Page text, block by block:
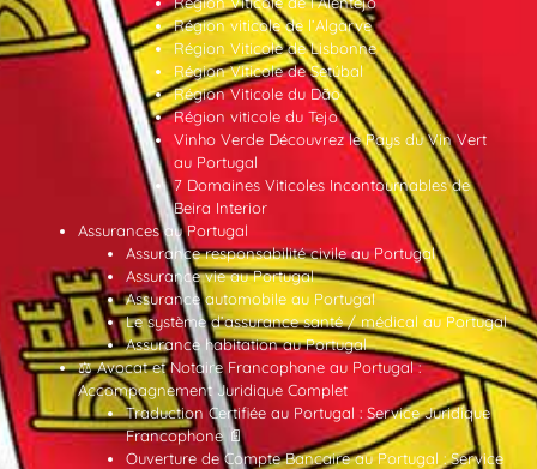
Région viticole de l’Algarve
Région Viticole de Lisbonne
Région Viticole de Setúbal
Région Viticole du Dão
Région viticole du Tejo
Vinho Verde Découvrez le Pays du Vin Vert
au Portugal
7 Domaines Viticoles Incontournables de
Beira Interior
Assurances au Portugal
Assurance responsabilité civile au Portugal
Assurance vie au Portugal
Assurance automobile au Portugal
Le système d’assurance santé / médical au Portugal
Assurance habitation au Portugal
⚖️ Avocat et Notaire Francophone au Portugal :
Accompagnement Juridique Complet
Traduction Certifiée au Portugal : Service Juridique
Francophone 📄
Ouverture de Compte Bancaire au Portugal : Service